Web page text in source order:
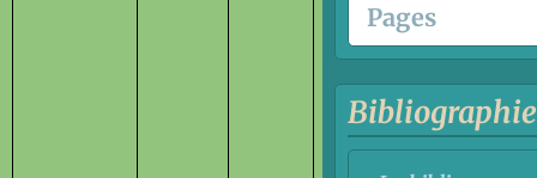
Bibliographie